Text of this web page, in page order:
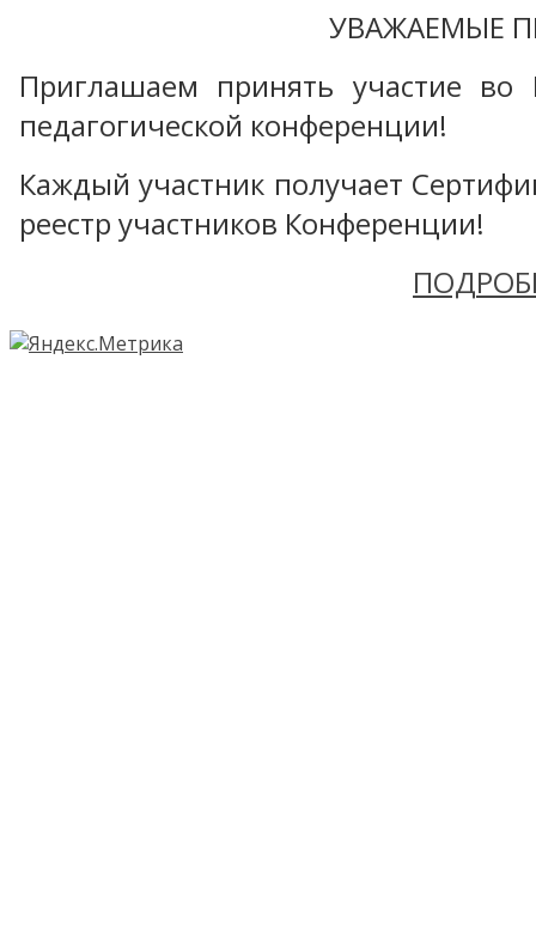
УВАЖАЕМЫЕ
Приглашаем принять участие во
педагогической конференции!
Каждый участник получает
реестр участников Конференции!